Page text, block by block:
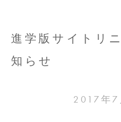
進学版サイトリ
知らせ
2017年7